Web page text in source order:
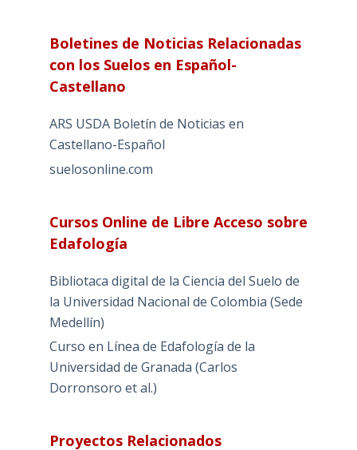
Boletines de Noticias Relacionadas
con los Suelos en Español-
Castellano
ARS USDA Boletín de Noticias en
Castellano-Español
suelosonline.com
Cursos Online de Libre Acceso sobre
Edafología
Bibliotaca digital de la Ciencia del Suelo de
la Universidad Nacional de Colombia (Sede
Medellín)
Curso en Línea de Edafología de la
Universidad de Granada (Carlos
Dorronsoro et al.)
Proyectos Relacionados